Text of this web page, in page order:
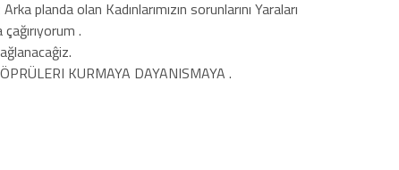
planda olan Kadınlarımızın sorunlarını Yaraları
.
KURMAYA DAYANISMAYA .